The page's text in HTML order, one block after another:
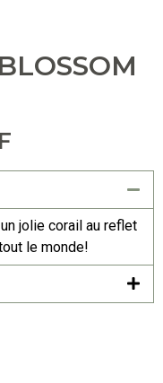
jolie corail au reflet
le monde!